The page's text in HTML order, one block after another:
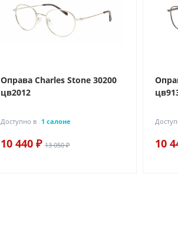
Оправа Charles Stone 30200
цв2012
Доступно в 1 салоне
10 440 ₽ 13 050 ₽ 10